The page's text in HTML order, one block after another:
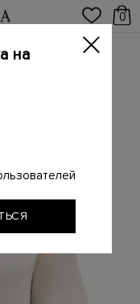
0
с принтом и
на